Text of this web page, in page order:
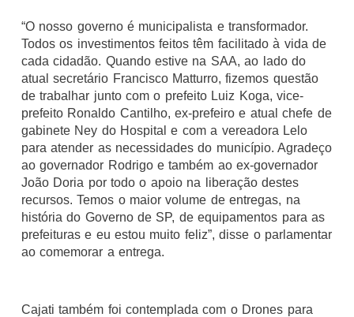
“O nosso governo é municipalista e transformador.
Todos os investimentos feitos têm facilitado à vida de
cada cidadão. Quando estive na SAA, ao lado do
atual secretário Francisco Matturro, fizemos questão
de trabalhar junto com o prefeito Luiz Koga, vice-
prefeito Ronaldo Cantilho, ex-prefeiro e atual chefe de
gabinete Ney do Hospital e com a vereadora Lelo
para atender as necessidades do município. Agradeço
ao governador Rodrigo e também ao ex-governador
João Doria por todo o apoio na liberação destes
recursos. Temos o maior volume de entregas, na
história do Governo de SP, de equipamentos para as
prefeituras e eu estou muito feliz”, disse o parlamentar
ao comemorar a entrega.
Cajati também foi contemplada com o Drones para